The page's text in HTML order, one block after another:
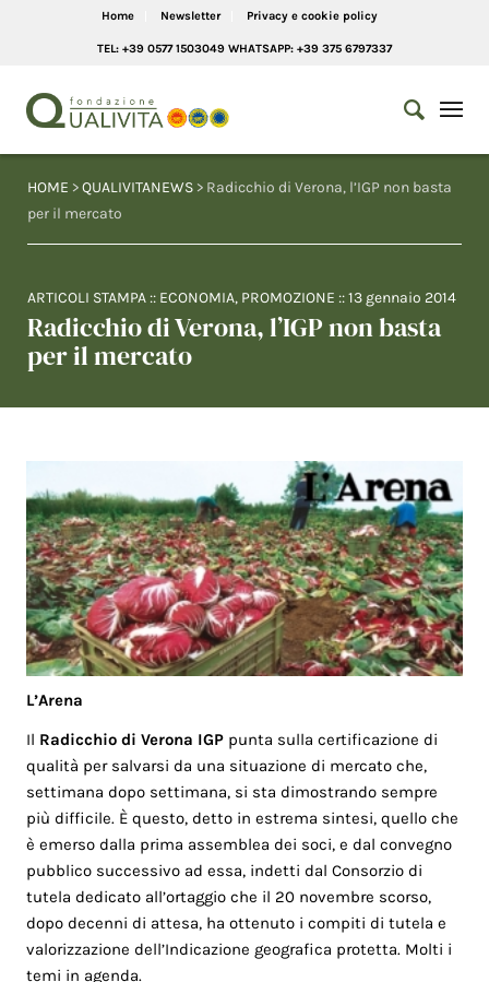
Home Newsletter Privacy e cookie policy
TEL: +39 0577 1503049 WHATSAPP: +39 375 6797337
HOME >QUALIVITANEWS > Radicchio di Verona, l’IGP non basta
per il mercato
ARTICOLI STAMPA :: ECONOMIA, PROMOZIONE ::13 gennaio 2014
Radicchio di Verona, l’IGP non basta
per il mercato
L’Arena
Il Radicchio di Verona IGP punta sulla certificazione di
qualità per salvarsi da una situazione di mercato che,
settimana dopo settimana, si sta dimostrando sempre
più difficile. È questo, detto in estrema sintesi, quello che
è emerso dalla prima assemblea dei soci, e dal convegno
pubblico successivo ad essa, indetti dal Consorzio di
tutela dedicato all’ortaggio che il 20 novembre scorso,
dopo decenni di attesa, ha ottenuto i compiti di tutela e
valorizzazione dell’Indicazione geografica protetta. Molti i
temi in agenda.